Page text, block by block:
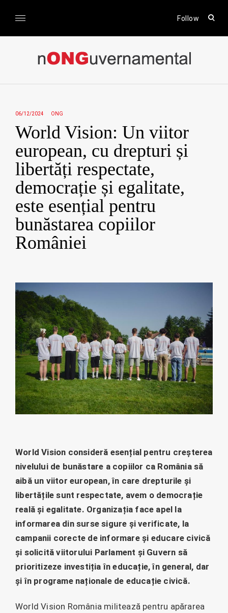
Follow
open
form
nONGuvernamental
06/12/2024 ONG
World Vision: Un viitor
european, cu drepturi și
libertăți respectate,
democrație și egalitate,
este esențial pentru
bunăstarea copiilor
României
World Vision consideră esențial pentru creșterea
nivelului de bunăstare a copiilor ca România să
aibă un viitor european, în care drepturile și
libertățile sunt respectate, avem o democrație
reală și egalitate. Organizația face apel la
informarea din surse sigure și verificate, la
campanii corecte de informare și educare civică
și solicită viitorului Parlament și Guvern să
prioritizeze investiția în educație, în general, dar
și în programe naționale de educație civică.
World Vision România militează pentru apărarea